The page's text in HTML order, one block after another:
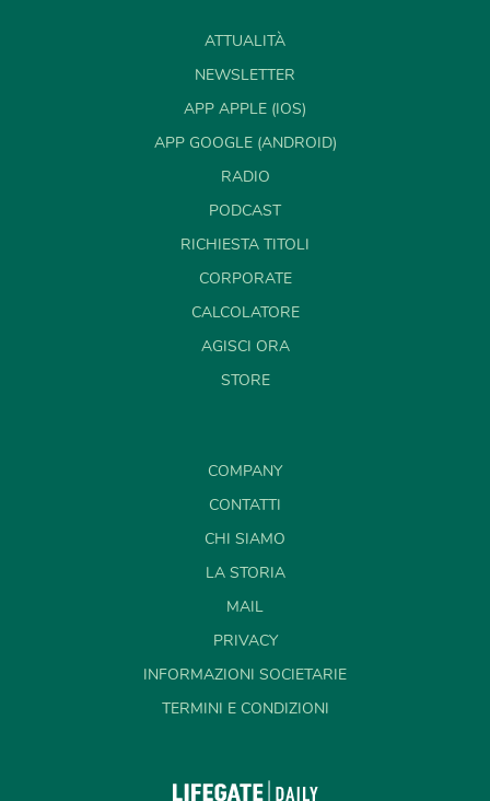
ATTUALITÀ
NEWSLETTER
APP APPLE (IOS)
APP GOOGLE (ANDROID)
RADIO
PODCAST
RICHIESTA TITOLI
CORPORATE
CALCOLATORE
AGISCI ORA
STORE
COMPANY
CONTATTI
CHI SIAMO
LA STORIA
MAIL
PRIVACY
INFORMAZIONI SOCIETARIE
TERMINI E CONDIZIONI